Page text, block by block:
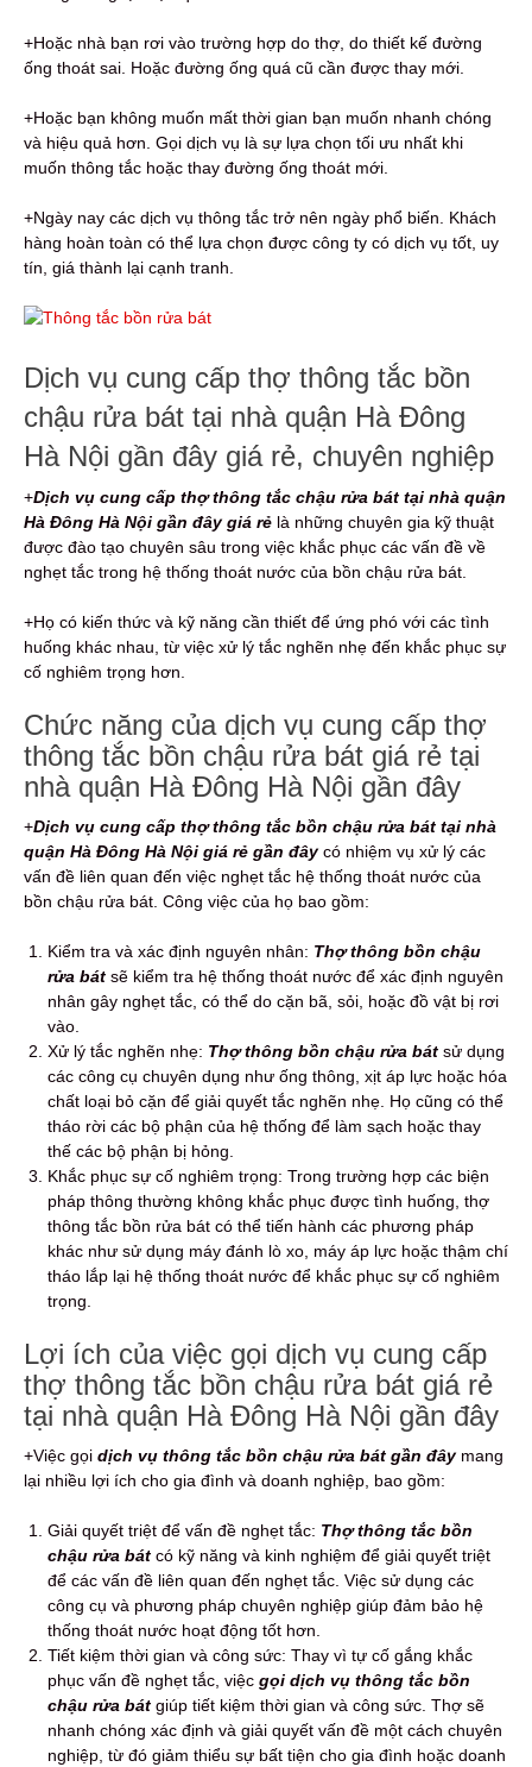
+Hoặc nhà bạn rơi vào trường hợp do thợ, do thiết kế đường
ống thoát sai. Hoặc đường ống quá cũ cần được thay mới.
+Hoặc bạn không muốn mất thời gian bạn muốn nhanh chóng
và hiệu quả hơn. Gọi dịch vụ là sự lựa chọn tối ưu nhất khi
muốn thông tắc hoặc thay đường ống thoát mới.
+Ngày nay các dịch vụ thông tắc trở nên ngày phổ biến. Khách
hàng hoàn toàn có thể lựa chọn được công ty có dịch vụ tốt, uy
tín, giá thành lại cạnh tranh.
Dịch vụ cung cấp thợ thông tắc bồn
chậu rửa bát tại nhà quận Hà Đông
Hà Nội gần đây giá rẻ, chuyên nghiệp
+Dịch vụ cung cấp thợ thông tắc chậu rửa bát tại nhà quận
Hà Đông Hà Nội gần đây giá rẻ là những chuyên gia kỹ thuật
được đào tạo chuyên sâu trong việc khắc phục các vấn đề về
nghẹt tắc trong hệ thống thoát nước của bồn chậu rửa bát.
+Họ có kiến thức và kỹ năng cần thiết để ứng phó với các tình
huống khác nhau, từ việc xử lý tắc nghẽn nhẹ đến khắc phục sự
cố nghiêm trọng hơn.
Chức năng của dịch vụ cung cấp thợ
thông tắc bồn chậu rửabát giá rẻ tại
nhà quận Hà Đông Hà Nội gần đây
+Dịch vụ cung cấp thợ thông tắc bồn chậu rửa bát tại nhà
quận Hà Đông Hà Nội giá rẻ gần đâycó nhiệm vụ xử lý các
vấn đề liên quan đến việc nghẹt tắc hệ thống thoát nước của
bồn chậu rửa bát. Công việc của họ bao gồm:
Kiểm tra và xác định nguyên nhân: Thợ thông bồn chậu
rửa bát sẽ kiểm tra hệ thống thoát nước để xác định nguyên
nhân gây nghẹt tắc, có thể do cặn bã, sỏi, hoặc đồ vật bị rơi
vào.
Xử lý tắc nghẽn nhẹ: Thợ thông bồn chậu rửa bát sử dụng
các công cụ chuyên dụng như ống thông, xịt áp lực hoặc hóa
chất loại bỏ cặn để giải quyết tắc nghẽn nhẹ. Họ cũng có thể
tháo rời các bộ phận của hệ thống để làm sạch hoặc thay
thế các bộ phận bị hỏng.
Khắc phục sự cố nghiêm trọng: Trong trường hợp các biện
pháp thông thường không khắc phục được tình huống, thợ
thông tắc bồn rửa bát có thể tiến hành các phương pháp
khác như sử dụng máy đánh lò xo, máy áp lực hoặc thậm chí
tháo lắp lại hệ thống thoát nước để khắc phục sự cố nghiêm
trọng.
Lợi ích của việc gọi dịch vụ cung cấp
thợ thông tắc bồn chậu rửa bát giá rẻ
tại nhà quận Hà Đông Hà Nội gần đây
+Việc gọi dịch vụ thông tắc bồn chậu rửa bát gần đâymang
lại nhiều lợi ích cho gia đình và doanh nghiệp, bao gồm:
Giải quyết triệt để vấn đề nghẹt tắc: Thợ thông tắc bồn
chậu rửa bát có kỹ năng và kinh nghiệm để giải quyết triệt
để các vấn đề liên quan đến nghẹt tắc. Việc sử dụng các
công cụ và phương pháp chuyên nghiệp giúp đảm bảo hệ
thống thoát nước hoạt động tốt hơn.
Tiết kiệm thời gian và công sức: Thay vì tự cố gắng khắc
phục vấn đề nghẹt tắc, việc gọi dịch vụ thông tắc bồn
chậu rửa bát giúp tiết kiệm thời gian và công sức. Thợ sẽ
nhanh chóng xác định và giải quyết vấn đề một cách chuyên
nghiệp, từ đó giảm thiểu sự bất tiện cho gia đình hoặc doanh